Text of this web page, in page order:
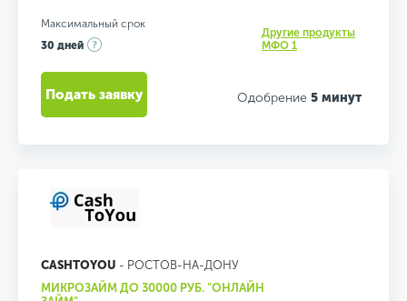
Максимальный срок
30 дней
Другие продукты
МФО 1
Одобрение 5 минут
Подать заявку
CASHTOYOU - РОСТОВ-НА-ДОНУ
МИКРОЗАЙМ ДО 30000 РУБ. "ОНЛАЙН